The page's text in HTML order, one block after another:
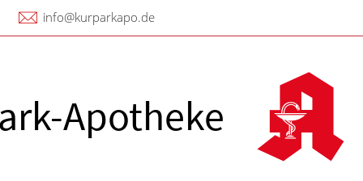
Apotheke
info@kurparkapo.de